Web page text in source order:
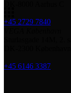
+45 2729 7840
+45 6146 3387